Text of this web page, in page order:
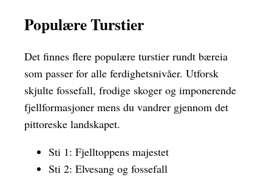
Populære Turstier
Det finnes flere populære turstier rundt bæreia
som passer for alle ferdighetsnivåer. Utforsk
skjulte fossefall, frodige skoger og imponerende
fjellformasjoner mens du vandrer gjennom det
pittoreske landskapet.
Sti 1: Fjelltoppens majestet
Sti 2: Elvesang og fossefall